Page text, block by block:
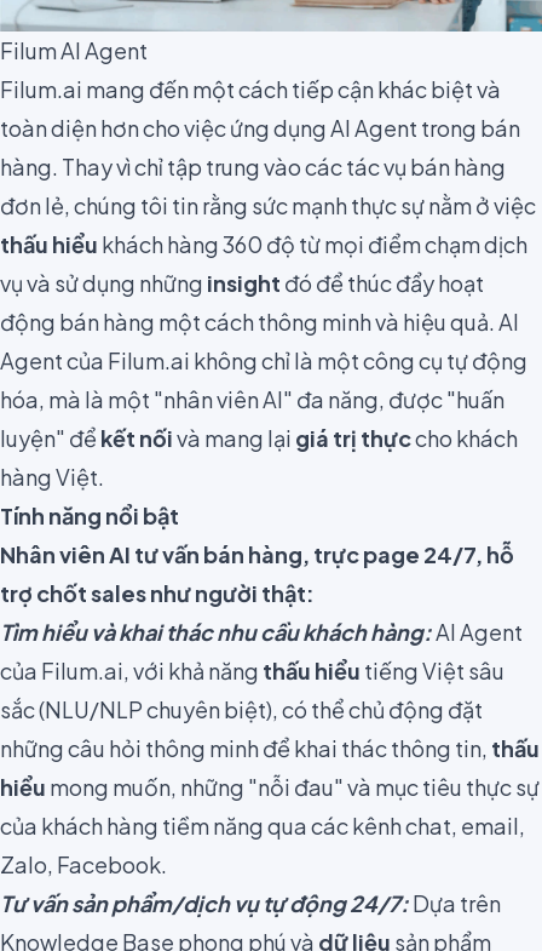
Filum AI Agent
Filum.ai mang đến một cách tiếp cận khác biệt và
toàn diện hơn cho việc ứng dụng AI Agent trong bán
hàng. Thay vì chỉ tập trung vào các tác vụ bán hàng
đơn lẻ, chúng tôi tin rằng sức mạnh thực sự nằm ở việc
thấu hiểu khách hàng 360 độ từ mọi điểm chạm dịch
vụ và sử dụng những insight đó để thúc đẩy hoạt
động bán hàng một cách thông minh và hiệu quả. AI
Agent của Filum.ai không chỉ là một công cụ tự động
hóa, mà là một "nhân viên AI" đa năng, được "huấn
luyện" để kết nốivà mang lại giá trị thựccho khách
hàng Việt.
Tính năng nổi bật
Nhân viên AI tư vấn bán hàng, trực page 24/7, hỗ
trợ chốt sales như người thật:
Tìm hiểu và khai thác nhu cầu khách hàng:AI Agent
của Filum.ai, với khả năng thấu hiểu tiếng Việt sâu
sắc (NLU/NLP chuyên biệt), có thể chủ động đặt
những câu hỏi thông minh để khai thác thông tin, thấu
hiểu mong muốn, những "nỗi đau" và mục tiêu thực sự
của khách hàng tiềm năng qua các kênh chat, email,
Zalo, Facebook.
Tư vấn sản phẩm/dịch vụ tự động 24/7:Dựa trên
Knowledge Base phong phú và dữ liệu sản phẩm